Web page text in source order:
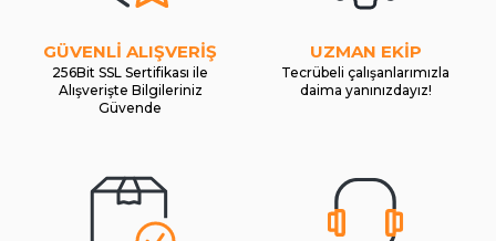
GÜVENLİ ALIŞVERİŞ
256Bit SSL Sertifikası ile
Alışverişte Bilgileriniz
Güvende
UZMAN EKİP
Tecrübeli çalışanlarımızla
daima yanınızdayız!